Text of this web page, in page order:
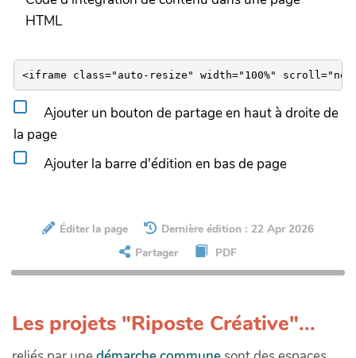
HTML
Ajouter un bouton de partage en haut à droite de
la page
Ajouter la barre d'édition en bas de page
Éditer la page
Dernière édition : 22 Apr 2026
Partager
PDF